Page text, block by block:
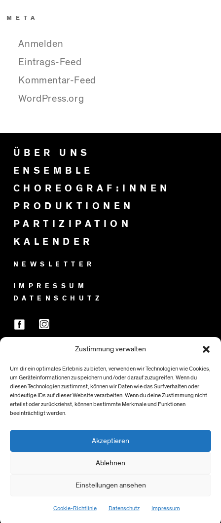
Zustimmung verwalten
Um dir ein optimales Erlebnis zu bieten, verwenden wir Technologien wie Cookies,
um Geräteinformationen zu speichern und/oder darauf zuzugreifen. Wenn du
diesen Technologien zustimmst, können wir Daten wie das Surfverhalten oder
eindeutige IDs auf dieser Website verarbeiten. Wenn du deine Zustimmung nicht
erteilst oder zurückziehst, können bestimmte Merkmale und Funktionen
beeinträchtigt werden.
Akzeptieren
Ablehnen
Einstellungen ansehen
Cookie-Richtlinie Datenschutz Impressum
META
Anmelden
Eintrags-Feed
Kommentar-Feed
WordPress.org
ÜBER UNS
ENSEMBLE
CHOREOGRAF:INNEN
PRODUKTIONEN
PARTIZIPATION
KALENDER
NEWSLETTER
IMPRESSUM
DATENSCHUTZ
FÖRDER:INNEN
> NACH OBEN